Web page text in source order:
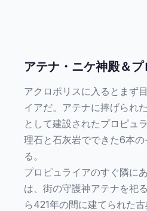
アテナ・ニケ神殿＆
アクロポリスに入るとまず
イアだ。アテナに捧げられ
として建設されたプロピュ
理石と石灰岩でできた6本
る。
プロピュライアのすぐ隣に
は、街の守護神アテナを祀
ら421年の間に建てられた古